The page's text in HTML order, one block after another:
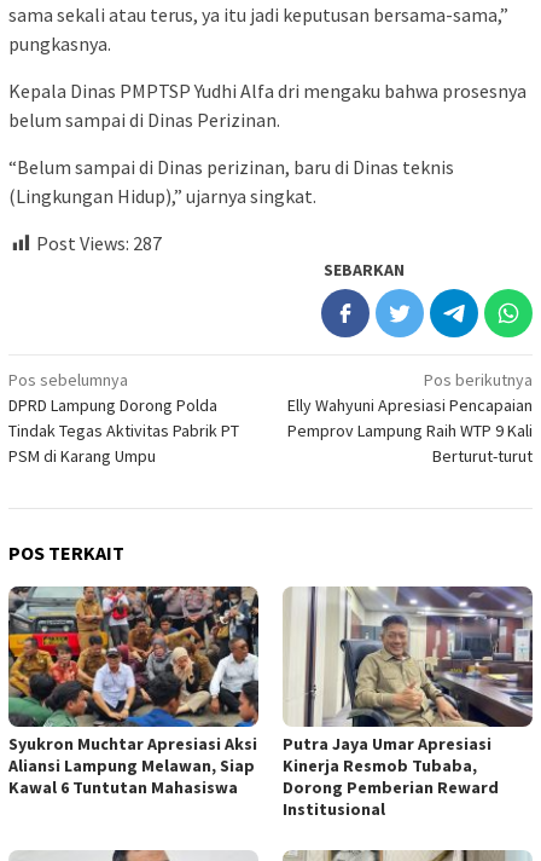
sama sekali atau terus, ya itu jadi keputusan bersama-sama,”
pungkasnya.
Kepala Dinas PMPTSP Yudhi Alfa dri mengaku bahwa prosesnya
belum sampai di Dinas Perizinan.
“Belum sampai di Dinas perizinan, baru di Dinas teknis
(Lingkungan Hidup),” ujarnya singkat.
Post Views: 287
SEBARKAN
Navigasi
pos
Pos sebelumnya
DPRD Lampung Dorong Polda
Tindak Tegas Aktivitas Pabrik PT
PSM di Karang Umpu
Pos berikutnya
Elly Wahyuni Apresiasi Pencapaian
Pemprov Lampung Raih WTP 9 Kali
Berturut-turut
POS TERKAIT
Syukron Muchtar Apresiasi Aksi
Aliansi Lampung Melawan, Siap
Kawal 6 Tuntutan Mahasiswa
Putra Jaya Umar Apresiasi
Kinerja Resmob Tubaba,
Dorong Pemberian Reward
Institusional